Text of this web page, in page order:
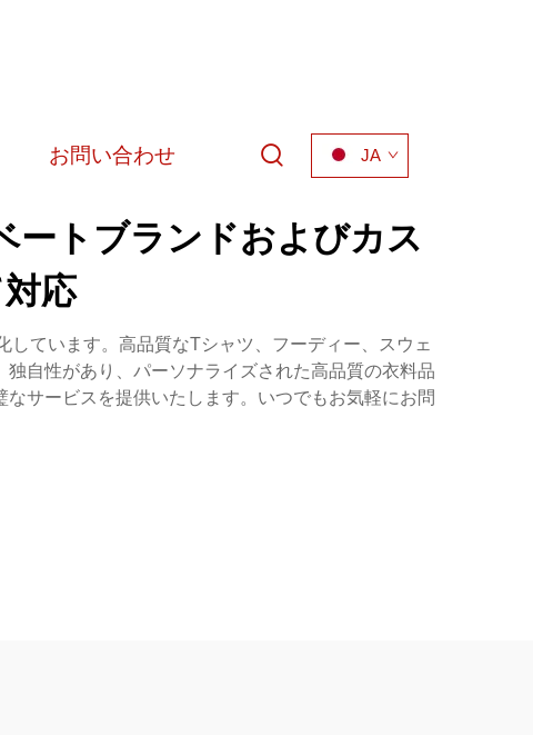
お問い合わせ JA
ートブランドおよびカス
応
ています。高品質なTシャツ、フーディー、スウェ
自性があり、パーソナライズされた高品質の衣料品
サービスを提供いたします。いつでもお気軽にお問